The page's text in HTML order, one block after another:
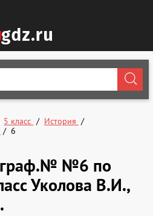
5 класс
История
6
№6 по
Уколова В.И.,